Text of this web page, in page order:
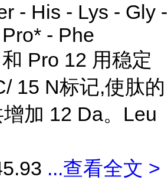
- His - Lys - Gly -
- Phe
Pro 12 用稳定
15 N标记,使肽的
加 12 Da。Leu
...查看全文 >